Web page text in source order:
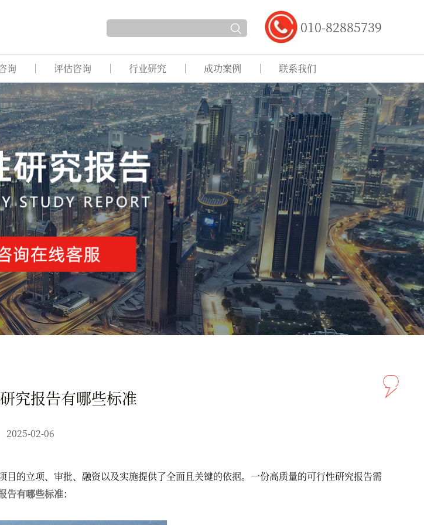
010-82885739
询 评估咨询 行业研究 成功案例 联系我们
究报告有哪些标准
2025-02-06
立项、审批、融资以及实施提供了全面且关键的依据。一份高质量的可行性研究报告需
告有哪些标准：